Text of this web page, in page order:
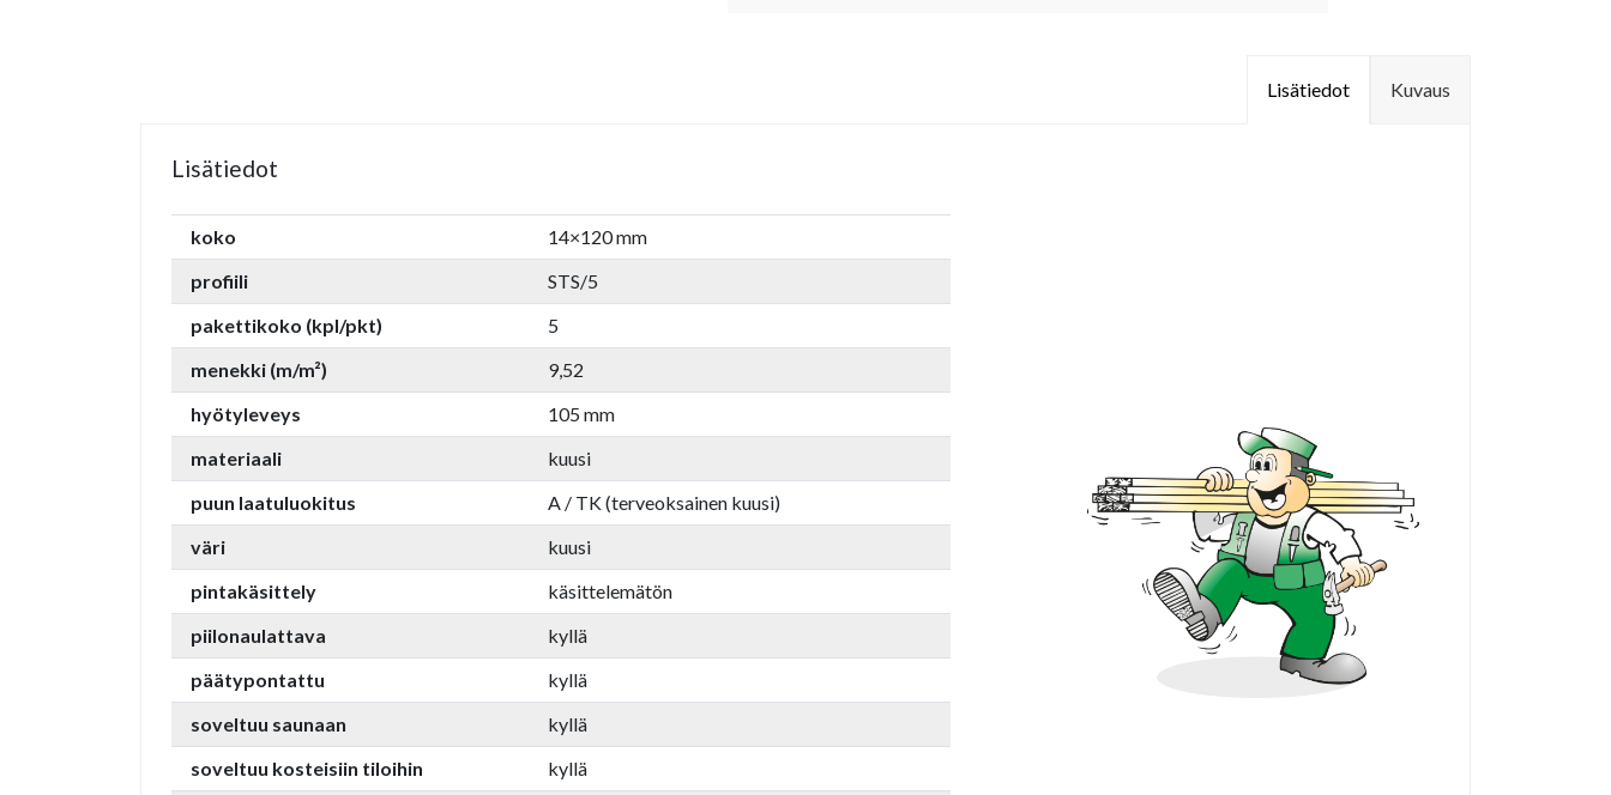
Kuvaus
Lisätiedot
Lisätiedot
koko
14×120 mm
profiili
STS/5
pakettikoko (kpl/pkt)
5
menekki (m/m²)
9,52
hyötyleveys
105 mm
materiaali
kuusi
puun laatuluokitus
A / TK (terveoksainen kuusi)
väri
kuusi
pintakäsittely
käsittelemätön
piilonaulattava
kyllä
päätypontattu
kyllä
soveltuu saunaan
kyllä
soveltuu kosteisiin tiloihin
kyllä